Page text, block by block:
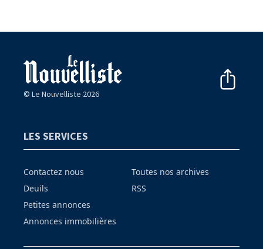
© Le Nouvelliste 2026
LES SERVICES
Contactez nous
Deuils
Petites annonces
Annonces immobilières
Toutes nos archives
RSS